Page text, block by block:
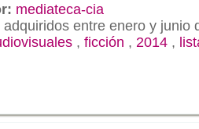
mediateca-cia
adquiridos entre enero y junio
, ficción , 2014 ,